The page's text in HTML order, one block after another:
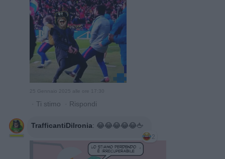
25 Gennaio 2025 alle ore 17:30
· Ti stimo · Rispondi
TrafficantiDiIronia: 😂😂😂😂😂🖕
2